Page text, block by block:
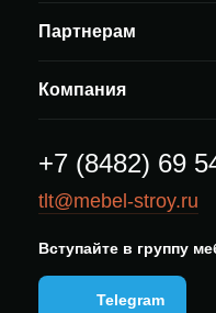
Партнерам
Компания
+7 (8482) 69
tlt@mebel-stroy.ru
Вступайте в группу
Telegram